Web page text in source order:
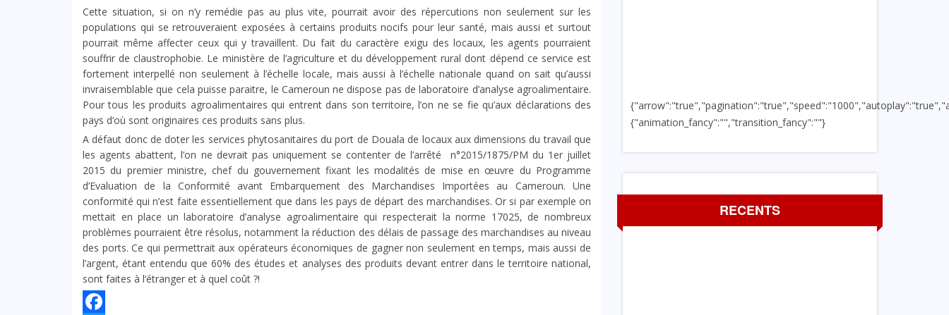
Cette situation, si on n’y remédie pas au plus vite, pourrait avoir des répercutions non seulement sur les
populations qui se retrouveraient exposées à certains produits nocifs pour leur santé, mais aussi et surtout
pourrait même affecter ceux qui y travaillent. Du fait du caractère exigu des locaux, les agents pourraient
souffrir de claustrophobie. Le ministère de l’agriculture et du développement rural dont dépend ce service est
fortement interpellé non seulement à l’échelle locale, mais aussi à l’échelle nationale quand on sait qu’aussi
invraisemblable que cela puisse paraitre, le Cameroun ne dispose pas de laboratoire d’analyse agroalimentaire.
Pour tous les produits agroalimentaires qui entrent dans son territoire, l’on ne se fie qu’aux déclarations des
pays d’où sont originaires ces produits sans plus.
A défaut donc de doter les services phytosanitaires du port de Douala de locaux aux dimensions du travail que
les agents abattent, l’on ne devrait pas uniquement se contenter de l’arrêté n°2015/1875/PM du 1er juillet
2015 du premier ministre, chef du gouvernement fixant les modalités de mise en œuvre du Programme
d’Evaluation de la Conformité avant Embarquement des Marchandises Importées au Cameroun. Une
conformité qui n’est faite essentiellement que dans les pays de départ des marchandises. Or si par exemple on
mettait en place un laboratoire d’analyse agroalimentaire qui respecterait la norme 17025, de nombreux
problèmes pourraient être résolus, notamment la réduction des délais de passage des marchandises au niveau
des ports. Ce qui permettrait aux opérateurs économiques de gagner non seulement en temps, mais aussi de
l’argent, étant entendu que 60% des études et analyses des produits devant entrer dans le territoire national,
sont faites à l’étranger et à quel coût ?!
{"animation_fancy":"","transition_fancy":""}
RECENTS